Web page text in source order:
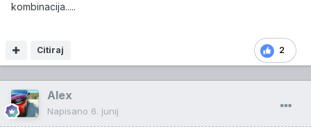
kombinacija.....
2
Citiraj
Alex
Napisano 6. junij